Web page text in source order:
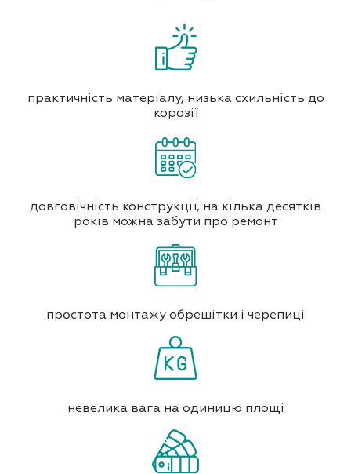
практичність матеріалу, низька схильність до
корозії
довговічність конструкції, на кілька десятків
років можна забути про ремонт
простота монтажу обрешітки і черепиці
невелика вага на одиницю площі